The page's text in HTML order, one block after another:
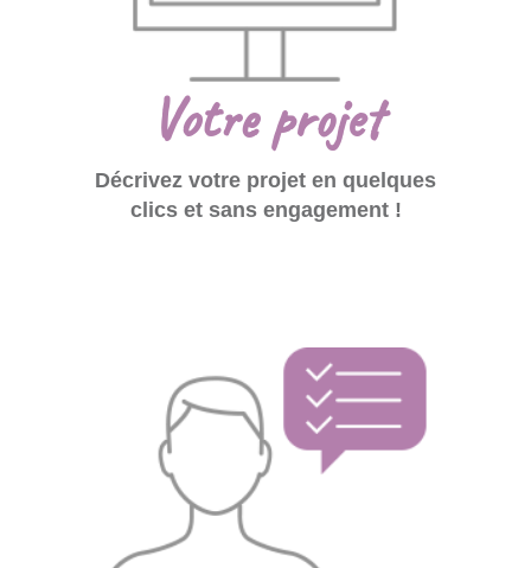
Votre projet
Décrivez votre projet en quelques
clics et sans engagement !